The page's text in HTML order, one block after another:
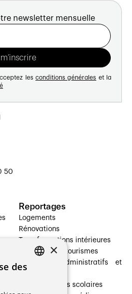
newsletter mensuelle
les conditions générales et la
50
Reportages
Logements
Rénovations
Transformations intérieures
Hôtelleries et tourismes
Bâtiments administratifs et
Établissements scolaires
×
des